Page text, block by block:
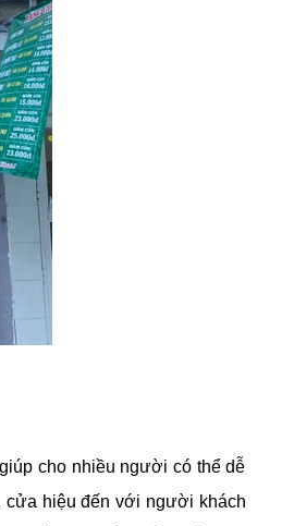
cho nhiều người có thể dễ
cửa hiệu đến với người khách